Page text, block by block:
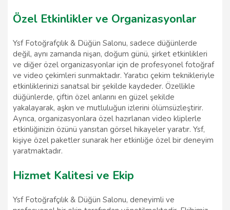
Özel Etkinlikler ve Organizasyonlar
Ysf Fotoğrafçılık & Düğün Salonu, sadece düğünlerde
değil, aynı zamanda nişan, doğum günü, şirket etkinlikleri
ve diğer özel organizasyonlar için de profesyonel fotoğraf
ve video çekimleri sunmaktadır. Yaratıcı çekim teknikleriyle
etkinliklerinizi sanatsal bir şekilde kaydeder. Özellikle
düğünlerde, çiftin özel anlarını en güzel şekilde
yakalayarak, aşkın ve mutluluğun izlerini ölümsüzleştirir.
Ayrıca, organizasyonlara özel hazırlanan video kliplerle
etkinliğinizin özünü yansıtan görsel hikayeler yaratır. Ysf,
kişiye özel paketler sunarak her etkinliğe özel bir deneyim
yaratmaktadır.
Hizmet Kalitesi ve Ekip
Ysf Fotoğrafçılık & Düğün Salonu, deneyimli ve